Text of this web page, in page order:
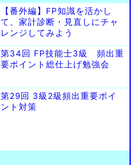
【番外編】FP知識を活かし
て、家計診断・見直しにチャ
レンジしてみよう
第34回 FP技能士3級 頻出重
要ポイント総仕上げ勉強会
第29回 3級2級頻出重要ポイ
ント対策